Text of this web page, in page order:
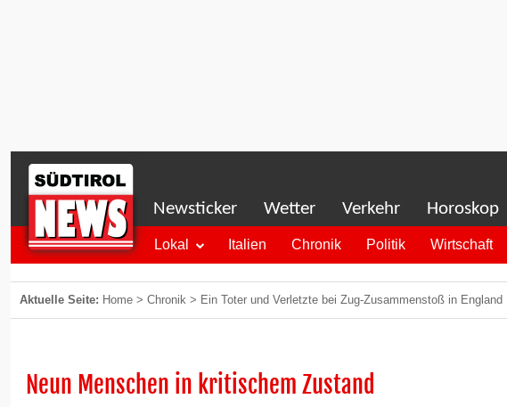
Newsticker Wetter Verkehr Horoskop
Lokal Italien Chronik Politik Wirtschaft
Aktuelle Seite: Home > Chronik > Ein Toter und Verletzte bei Zug-Zusammenstoß in England
Neun Menschen in kritischem Zustand